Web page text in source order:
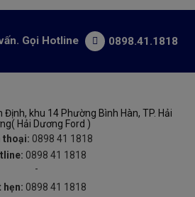
Gọi Hotline 0898.41.1818
Định, khu 14 Phường Bình Hàn, TP. Hải
Hải Dương Ford )
thoại: 0898 41 1818
0898 41 1818
-
hẹn: 0898 41 1818